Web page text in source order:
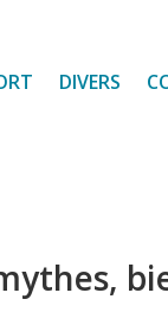
DIVERS